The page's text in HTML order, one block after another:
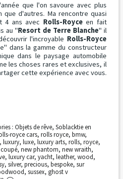
que l'on savoure avec plus
d'autres. Ma rencontre quasi
4 ans avec Rolls-Royceen fait
au "Resort de Terre Blanche" il
l'incroyable Rolls-Royce
dans la gamme du constructeur
dans le paysage automobile
les choses rares et exclusives, il
cette expérience avec vous.
: Objets de rêve, Soblacktie en
royce cars,rolls royce,bmw,
luxury, luxe, luxury arts, rolls, royce,
coupé, new phantom, new wraith,
, luxury car, yacht, leather, wood,
, silver, precious, bespoke, sur
, sussex, ghost v